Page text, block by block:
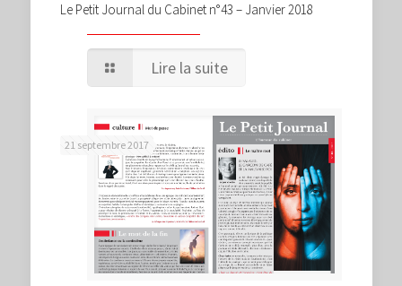
Le Petit Journal du Cabinet n°43 – Janvier 2018
Lire la suite
21 septembre 2017